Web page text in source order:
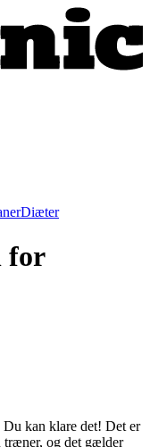
Diæter
for
kan klare det! Det er
træner, og det gælder